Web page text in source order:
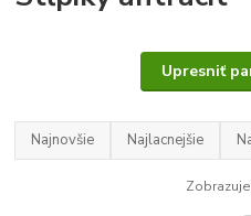
Upresniť
Najnovšie Najlacnejšie